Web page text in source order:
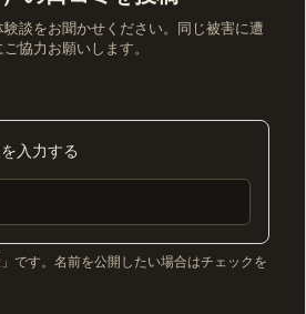
談をお聞かせください。同じ被害に遭
協力お願いします。
入力する
です。名前を公開したい場合はチェックを